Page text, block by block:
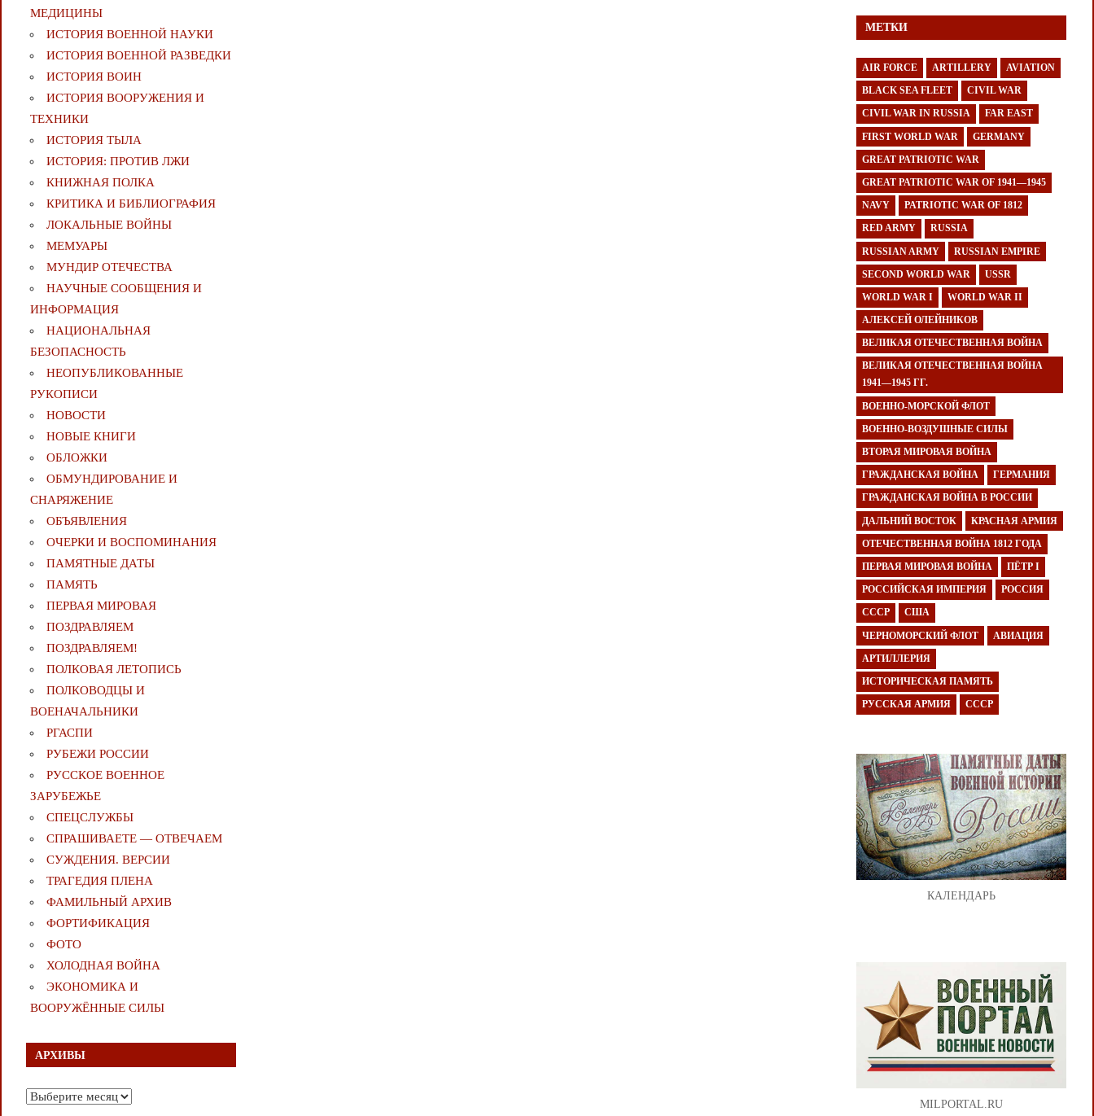
МЕДИЦИНЫ
ИСТОРИЯ ВОЕННОЙ НАУКИ
ИСТОРИЯ ВОЕННОЙ РАЗВЕДКИ
ИСТОРИЯ ВОИН
ИСТОРИЯ ВООРУЖЕНИЯ И
ТЕХНИКИ
ИСТОРИЯ ТЫЛА
ИСТОРИЯ: ПРОТИВ ЛЖИ
КНИЖНАЯ ПОЛКА
КРИТИКА И БИБЛИОГРАФИЯ
ЛОКАЛЬНЫЕ ВОЙНЫ
МЕМУАРЫ
МУНДИР ОТЕЧЕСТВА
НАУЧНЫЕ СООБЩЕНИЯ И
ИНФОРМАЦИЯ
НАЦИОНАЛЬНАЯ
БЕЗОПАСНОСТЬ
НЕОПУБЛИКОВАННЫЕ
РУКОПИСИ
НОВОСТИ
НОВЫЕ КНИГИ
ОБЛОЖКИ
ОБМУНДИРОВАНИЕ И
СНАРЯЖЕНИЕ
ОБЪЯВЛЕНИЯ
ОЧЕРКИ И ВОСПОМИНАНИЯ
ПАМЯТНЫЕ ДАТЫ
ПАМЯТЬ
ПЕРВАЯ МИРОВАЯ
ПОЗДРАВЛЯЕМ
ПОЗДРАВЛЯЕМ!
ПОЛКОВАЯ ЛЕТОПИСЬ
ПОЛКОВОДЦЫ И
ВОЕНАЧАЛЬНИКИ
РГАСПИ
РУБЕЖИ РОССИИ
РУССКОЕ ВОЕННОЕ
ЗАРУБЕЖЬЕ
СПЕЦСЛУЖБЫ
СПРАШИВАЕТЕ — ОТВЕЧАЕМ
СУЖДЕНИЯ. ВЕРСИИ
ТРАГЕДИЯ ПЛЕНА
ФАМИЛЬНЫЙ АРХИВ
ФОРТИФИКАЦИЯ
ФОТО
ХОЛОДНАЯ ВОЙНА
ЭКОНОМИКА И
ВООРУЖЁННЫЕ СИЛЫ
АРХИВЫ
Архивы
МЕТКИ
AIR FORCE ARTILLERY AVIATION
BLACK SEA FLEET CIVIL WAR
CIVIL WAR IN RUSSIA FAR EAST
FIRST WORLD WAR GERMANY
GREAT PATRIOTIC WAR
GREAT PATRIOTIC WAR OF 1941—1945
NAVY PATRIOTIC WAR OF 1812
RED ARMY RUSSIA
RUSSIAN ARMY RUSSIAN EMPIRE
SECOND WORLD WAR USSR
WORLD WAR I WORLD WAR II
АЛЕКСЕЙ ОЛЕЙНИКОВ
ВЕЛИКАЯ ОТЕЧЕСТВЕННАЯ ВОЙНА
ВЕЛИКАЯ ОТЕЧЕСТВЕННАЯ ВОЙНА
1941—1945 ГГ.
ВОЕННО-МОРСКОЙ ФЛОТ
ВОЕННО-ВОЗДУШНЫЕ СИЛЫ
ВТОРАЯ МИРОВАЯ ВОЙНА
ГРАЖДАНСКАЯ ВОЙНА ГЕРМАНИЯ
ГРАЖДАНСКАЯ ВОЙНА В РОССИИ
ДАЛЬНИЙ ВОСТОК КРАСНАЯ АРМИЯ
ОТЕЧЕСТВЕННАЯ ВОЙНА 1812 ГОДА
ПЕРВАЯ МИРОВАЯ ВОЙНА ПЁТР I
РОССИЙСКАЯ ИМПЕРИЯ РОССИЯ
СССР США
ЧЕРНОМОРСКИЙ ФЛОТ АВИАЦИЯ
АРТИЛЛЕРИЯ
ИСТОРИЧЕСКАЯ ПАМЯТЬ
РУССКАЯ АРМИЯ СССР
КАЛЕНДАРЬ
MILPORTAL.RU